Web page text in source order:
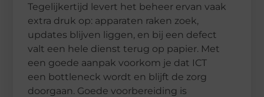
Tegelijkertijd levert het beheer ervan vaak
extra druk op: apparaten raken zoek,
updates blijven liggen, en bij een defect
valt een hele dienst terug op papier. Met
een goede aanpak voorkom je dat ICT
een bottleneck wordt en blijft de zorg
doorgaan. Goede voorbereiding is